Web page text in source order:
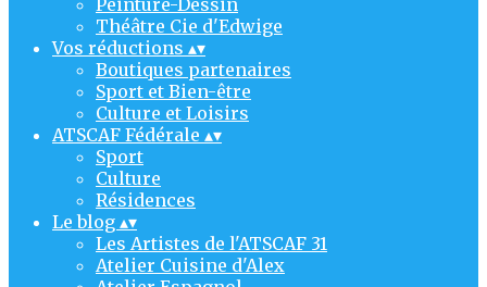
Peinture-Dessin
Théâtre Cie d'Edwige
Vos réductions ▴▾
Boutiques partenaires
Sport et Bien-être
Culture et Loisirs
ATSCAF Fédérale ▴▾
Sport
Culture
Résidences
Le blog ▴▾
Les Artistes de l'ATSCAF 31
Atelier Cuisine d'Alex